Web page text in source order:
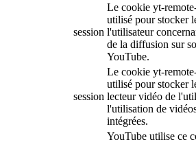
session
Le cookie yt-
utilisé pour stocker
l'utilisateur
de la diffusion sur
YouTube.
session
Le cookie yt-
utilisé pour stocker
lecteur vidéo de
l'utilisation de
intégrées.
YouTube utilise ce